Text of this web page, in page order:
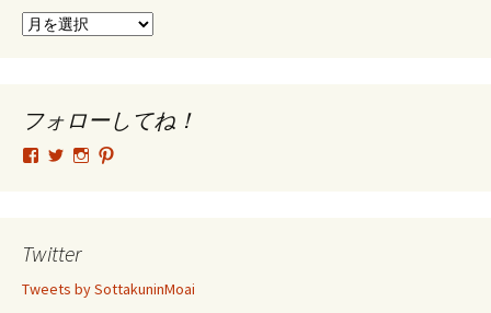
ア
ブ
フォローしてね！
tsutomu.hattori.33
フ
ー
SottakuninMoai
フ
ー
tsutomu.hattori.33
ー ー
Twitter
Tweets by SottakuninMoai